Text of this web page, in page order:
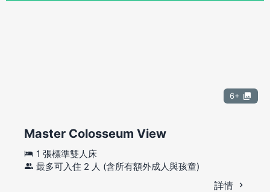
6+
Master Colosseum View
1 張標準雙人床
最多可入住 2 人 (含所有額外成人與孩童)
詳情